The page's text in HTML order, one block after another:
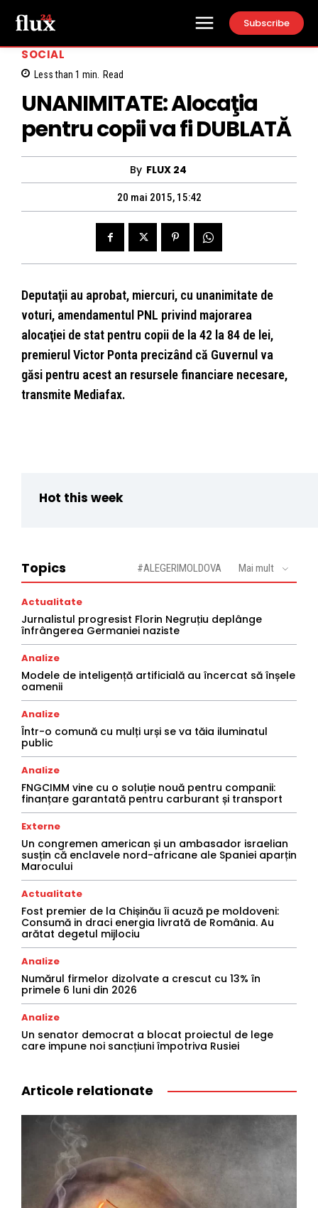
Subscribe
SOCIAL
Less than 1 min. Read
UNANIMITATE: Alocaţia
pentru copii va fi DUBLATĂ
By FLUX 24
20 mai 2015, 15:42
Deputaţii au aprobat, miercuri, cu unanimitate de
voturi, amendamentul PNL privind majorarea
alocaţiei de stat pentru copii de la 42 la 84 de lei,
premierul Victor Ponta precizând că Guvernul va
găsi pentru acest an resursele financiare necesare,
transmite Mediafax.
Hot this week
Topics #ALEGERIMOLDOVA Mai mult
Actualitate
Jurnalistul progresist Florin Negruțiu deplânge
înfrângerea Germaniei naziste
Analize
Modele de inteligență artificială au încercat să înșele
oamenii
Analize
Într-o comună cu mulți urși se va tăia iluminatul
public
Analize
FNGCIMM vine cu o soluție nouă pentru companii:
finanțare garantată pentru carburant și transport
Externe
Un congremen american și un ambasador israelian
susțin că enclavele nord-africane ale Spaniei aparțin
Marocului
Actualitate
Fost premier de la Chișinău îi acuză pe moldoveni:
Consumă in draci energia livrată de România. Au
arătat degetul mijlociu
Analize
Numărul firmelor dizolvate a crescut cu 13% în
primele 6 luni din 2026
Analize
Un senator democrat a blocat proiectul de lege
care impune noi sancțiuni împotriva Rusiei
Articole relationate